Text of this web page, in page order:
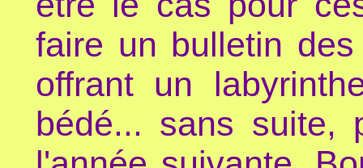
faire un bulletin
offrant un
bédé... sans suite,